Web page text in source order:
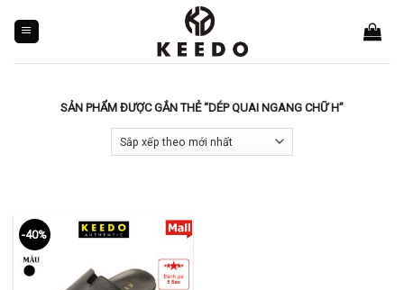
content
SẢN PHẨM ĐƯỢC GẮN THẺ “DÉP QUAI NGANG CHỮ H”
-40%